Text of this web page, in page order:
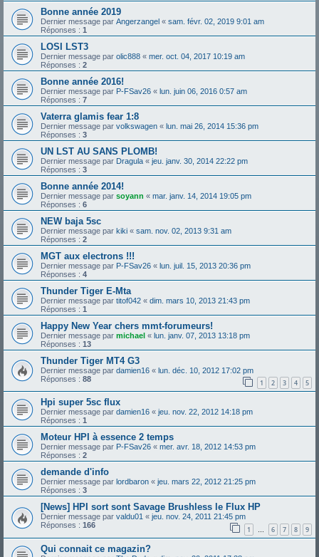
Bonne année 2019
Dernier message par Angerzangel « sam. févr. 02, 2019 9:01 am
Réponses : 1
LOSI LST3
Dernier message par olic888 « mer. oct. 04, 2017 10:19 am
Réponses : 2
Bonne année 2016!
Dernier message par P-FSav26 « lun. juin 06, 2016 0:57 am
Réponses : 7
Vaterra glamis fear 1:8
Dernier message par volkswagen « lun. mai 26, 2014 15:36 pm
Réponses : 3
UN LST AU SANS PLOMB!
Dernier message par Dragula « jeu. janv. 30, 2014 22:22 pm
Réponses : 3
Bonne année 2014!
Dernier message par soyann « mar. janv. 14, 2014 19:05 pm
Réponses : 6
NEW baja 5sc
Dernier message par kiki « sam. nov. 02, 2013 9:31 am
Réponses : 2
MGT aux electrons !!!
Dernier message par P-FSav26 « lun. juil. 15, 2013 20:36 pm
Réponses : 4
Thunder Tiger E-Mta
Dernier message par titof042 « dim. mars 10, 2013 21:43 pm
Réponses : 1
Happy New Year chers mmt-forumeurs!
Dernier message par michael « lun. janv. 07, 2013 13:18 pm
Réponses : 13
Thunder Tiger MT4 G3
Dernier message par damien16 « lun. déc. 10, 2012 17:02 pm
Réponses : 88 1 2 3 4 5
Hpi super 5sc flux
Dernier message par damien16 « jeu. nov. 22, 2012 14:18 pm
Réponses : 1
Moteur HPI à essence 2 temps
Dernier message par P-FSav26 « mer. avr. 18, 2012 14:53 pm
Réponses : 2
demande d'info
Dernier message par lordbaron « jeu. mars 22, 2012 21:25 pm
Réponses : 3
[News] HPI sort sont Savage Brushless le Flux HP
Dernier message par valdu01 « jeu. nov. 24, 2011 21:45 pm
Réponses : 166 1 … 6 7 8 9
Qui connait ce magazin?